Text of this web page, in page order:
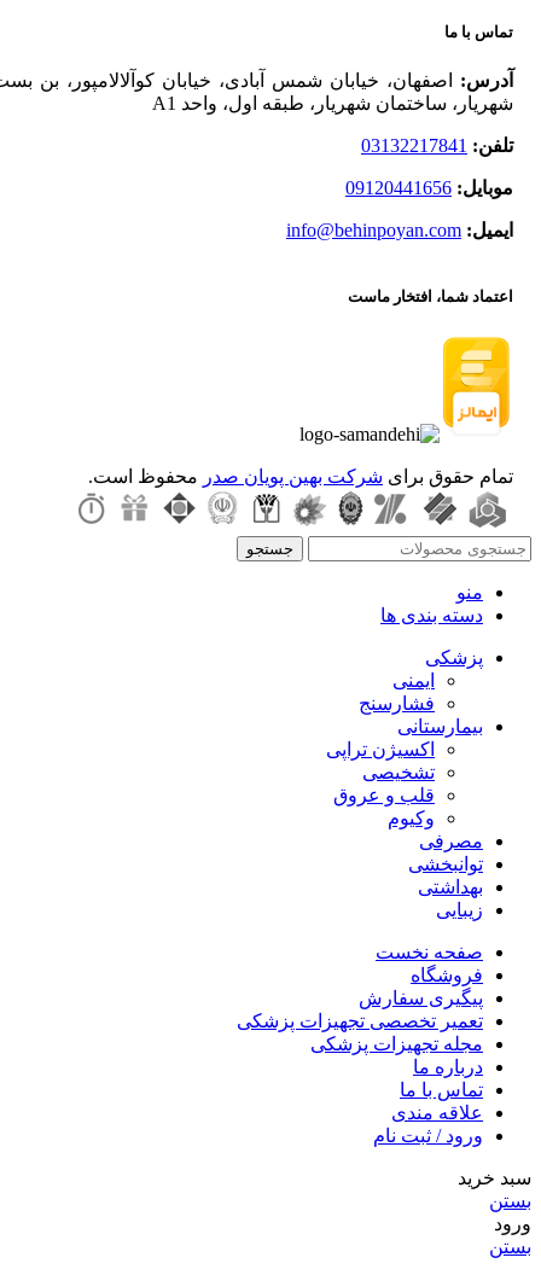
تماس با ما
آدرس: اصفهان، خیابان شمس آبادی، خیابان کوآلالامپور، بن
شهریار، ساختمان شهریار، طبقه اول، واحد A1
تلفن: 03132217841
موبایل: 09120441656
ایمیل: info@behinpoyan.com
اعتماد شما، افتخار ماست
تمام حقوق برای شرکت بهین پویان صدر محفوظ است.
جستجو
منو
دسته بندی ها
پزشکی
ایمنی
فشارسنج
بیمارستانی
اکسیژن تراپی
تشخیصی
قلب و عروق
وکیوم
مصرفی
توانبخشی
بهداشتی
زیبایی
صفحه نخست
فروشگاه
پیگیری سفارش
تعمیر تخصصی تجهیزات پزشکی
مجله تجهیزات پزشکی
درباره ما
تماس با ما
علاقه مندی
ورود / ثبت نام
سبد خرید
بستن
ورود
بستن